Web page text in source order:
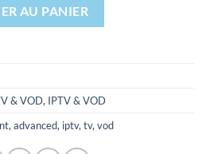
AU PANIER
& VOD, IPTV & VOD
, advanced, iptv, tv, vod